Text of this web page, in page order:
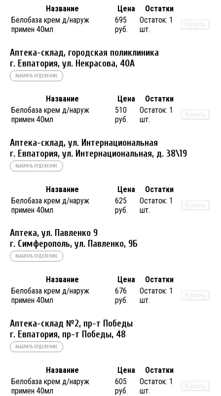
Название Цена
Остатки
Белобаза крем д/наруж
примен 40мл
695
руб.
Остаток: 1
шт.
Купить
Аптека-склад, городская поликлиника
г. Евпатория, ул. Некрасова, 40A
ВЫБРАТЬ ОТДЕЛЕНИЕ
Название Цена
Остатки
Белобаза крем д/наруж
примен 40мл
510
руб.
Остаток: 1
шт.
Купить
Аптека-склад, ул. Интернациональная
г. Евпатория, ул. Интернациональная, д. 38\19
ВЫБРАТЬ ОТДЕЛЕНИЕ
Название Цена
Остатки
Белобаза крем д/наруж
примен 40мл
625
руб.
Остаток: 1
шт.
Купить
Аптека, ул. Павленко 9
г. Симферополь, ул. Павленко, 9Б
ВЫБРАТЬ ОТДЕЛЕНИЕ
Название Цена
Остатки
Белобаза крем д/наруж
примен 40мл
676
руб.
Остаток: 1
шт.
Купить
Аптека-склад №2, пр-т Победы
г. Евпатория, пр-т Победы, 48
ВЫБРАТЬ ОТДЕЛЕНИЕ
Название Цена
Остатки
Белобаза крем д/наруж
примен 40мл
605
руб.
Остаток: 1
шт.
Купить